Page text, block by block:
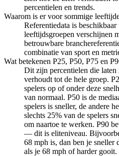
percentielen en trends.
Waarom is er voor sommige
Referentiedata is
leeftijdsgroepen verschijnen
betrouwbare
combinatie van sport en
Wat betekenen P25, P50, P75 en
Dit zijn percentielen die laten
verhoudt tot de hele groep.
spelers op of onder deze
van normaal. P50 is de
spelers is sneller, de andere
slechts 25% van de spelers
om naartoe te werken. P90
— dit is eliteniveau.
68 mph is, dan ben je sneller
als je 68 mph of harder gooit.